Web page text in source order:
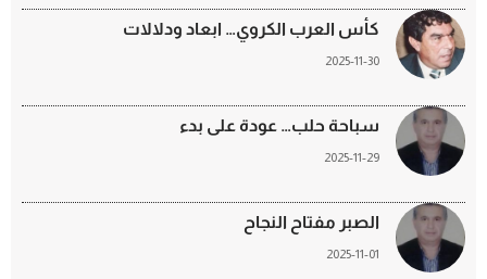
كأس العرب الكروي… ابعاد ودلالات
2025-11-30
سباحة حلب… عودة على بدء
2025-11-29
الصبر مفتاح النجاح
2025-11-01